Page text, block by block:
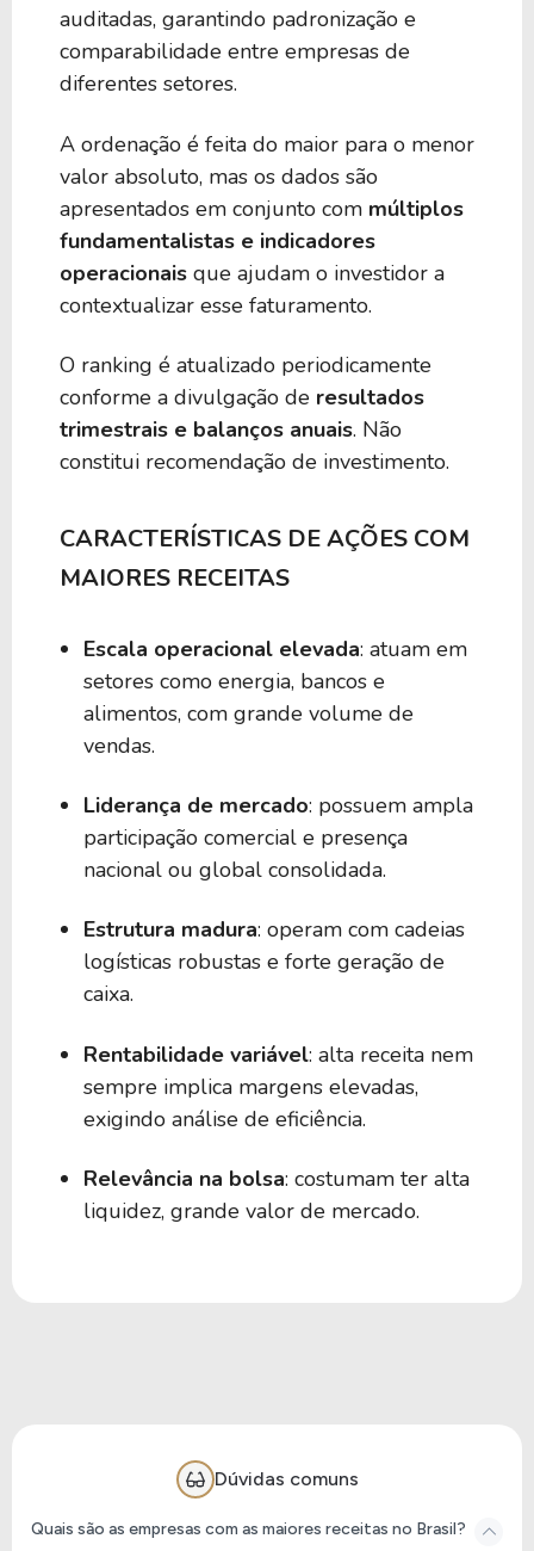
auditadas, garantindo padronização e
comparabilidade entre empresas de
diferentes setores.
A ordenação é feita do maior para o menor
valor absoluto, mas os dados são
apresentados em conjunto com múltiplos
fundamentalistas e indicadores
operacionais que ajudam o investidor a
contextualizar esse faturamento.
O ranking é atualizado periodicamente
conforme a divulgação de resultados
trimestrais e balanços anuais. Não
constitui recomendação de investimento.
CARACTERÍSTICAS DE AÇÕES COM
MAIORES RECEITAS
Escala operacional elevada: atuam em
setores como energia, bancos e
alimentos, com grande volume de
vendas.
Liderança de mercado: possuem ampla
participação comercial e presença
nacional ou global consolidada.
Estrutura madura: operam com cadeias
logísticas robustas e forte geração de
caixa.
Rentabilidade variável: alta receita nem
sempre implica margens elevadas,
exigindo análise de eficiência.
Relevância na bolsa: costumam ter alta
liquidez, grande valor de mercado.
Dúvidas comuns
Quais são as empresas com as maiores receitas no Brasil?